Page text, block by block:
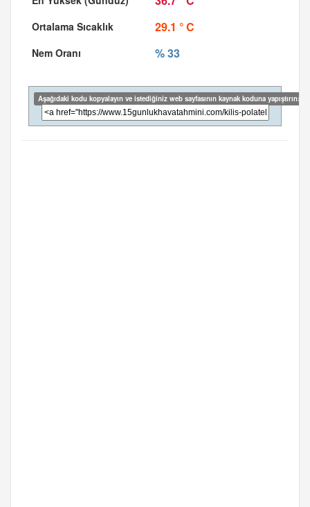
29.1 ° C
% 33
Aşağıdaki kodu kopyalayın ve istediğiniz web sayfasının kaynak koduna yapıştırın: